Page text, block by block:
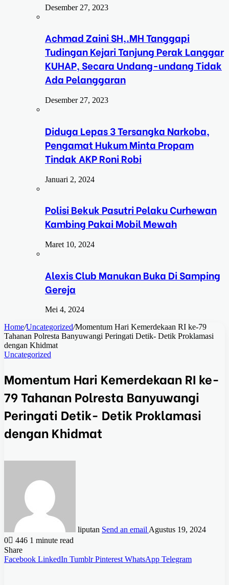
Desember 27, 2023
Achmad Zaini SH,.MH Tanggapi
Tudingan Kejari Tanjung Perak Langgar
KUHAP, Secara Undang-undang Tidak
Ada Pelanggaran
Desember 27, 2023
Diduga Lepas 3 Tersangka Narkoba,
Pengamat Hukum Minta Propam
Tindak AKP Roni Robi
Januari 2, 2024
Polisi Bekuk Pasutri Pelaku Curhewan
Kambing Pakai Mobil Mewah
Maret 10, 2024
Alexis Club Manukan Buka Di Samping
Gereja
Mei 4, 2024
Home/Uncategorized/Momentum Hari Kemerdekaan RI ke-79
Tahanan Polresta Banyuwangi Peringati Detik- Detik Proklamasi
dengan Khidmat
Uncategorized
Momentum Hari Kemerdekaan RI ke-
79 Tahanan Polresta Banyuwangi
Peringati Detik- Detik Proklamasi
dengan Khidmat
liputan Send an email Agustus 19, 2024
0
446 1 minute read
Share
Facebook LinkedIn Tumblr Pinterest WhatsApp Telegram